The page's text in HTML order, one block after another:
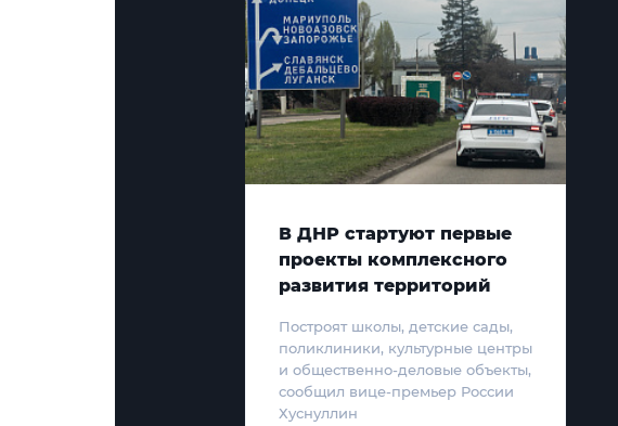
В ДНР стартуют первые
проекты комплексного
развития территорий
Построят школы, детские сады,
поликлиники, культурные центры
и общественно-деловые объекты,
сообщил вице-премьер России
Хуснуллин